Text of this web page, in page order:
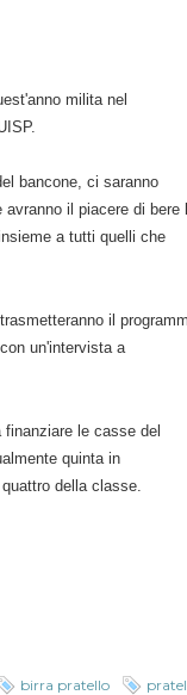
milita nel
bancone, ci saranno
il piacere di bere
a tutti quelli che
il
un'intervistaa
finanziare le casse del
quinta in
della classe.
birra pratello